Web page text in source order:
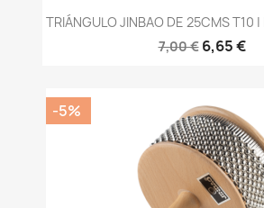
TRIÁNGULO JINBAO DE 25CMS T10
7,00 € 6,65 €
-5%